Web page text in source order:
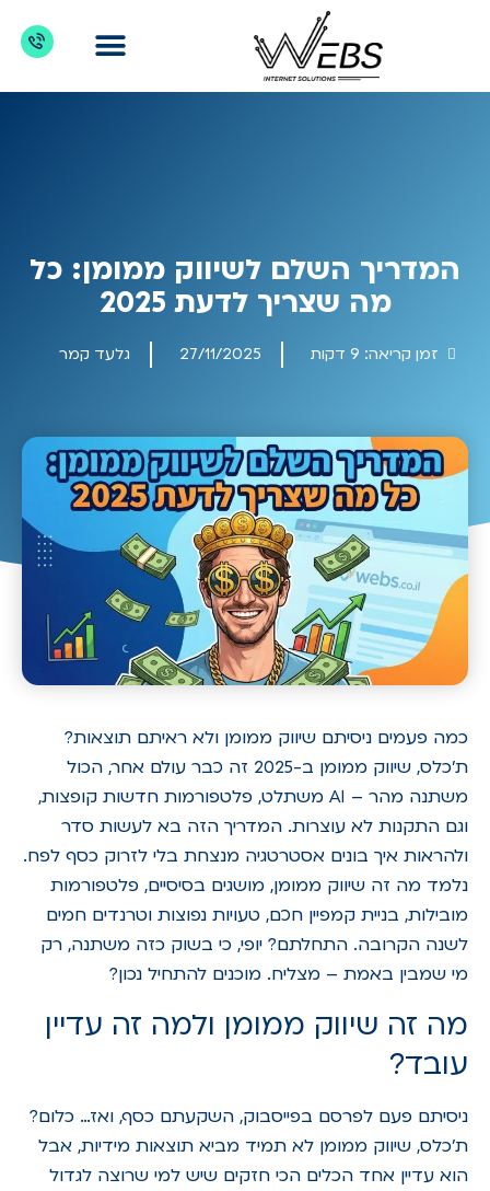
המדריך השלם לשיווק ממומן: כל
מה שצריך לדעת 2025
זמן קריאה: 9 דקות 27/11/2025 גלעד קמר
כמה פעמים ניסיתם שיווק ממומן ולא ראיתם תוצאות?
ת'כלס, שיווק ממומן ב-2025 זה כבר עולם אחר, הכול
משתנה מהר – AI משתלט, פלטפורמות חדשות קופצות,
וגם התקנות לא עוצרות. המדריך הזה בא לעשות סדר
ולהראות איך בונים אסטרטגיה מנצחת בלי לזרוק כסף לפח.
נלמד מה זה שיווק ממומן, מושגים בסיסיים, פלטפורמות
מובילות, בניית קמפיין חכם, טעויות נפוצות וטרנדים חמים
לשנה הקרובה. התחלתם? יופי, כי בשוק כזה משתנה, רק
מי שמבין באמת – מצליח. מוכנים להתחיל נכון?
מה זה שיווק ממומן ולמה זה עדיין
עובד?
ניסיתם פעם לפרסם בפייסבוק, השקעתם כסף, ואז… כלום?
ת'כלס, שיווק ממומן לא תמיד מביא תוצאות מידיות, אבל
הוא עדיין אחד הכלים הכי חזקים שיש למי שרוצה לגדול